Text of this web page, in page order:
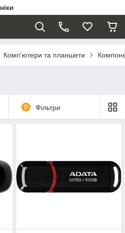
Комп'ютери та планшети
0 Фільтри